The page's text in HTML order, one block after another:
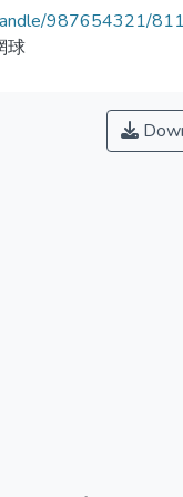
987654321/
球